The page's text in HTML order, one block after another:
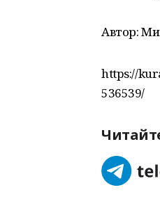
Автор:
https://
536539/